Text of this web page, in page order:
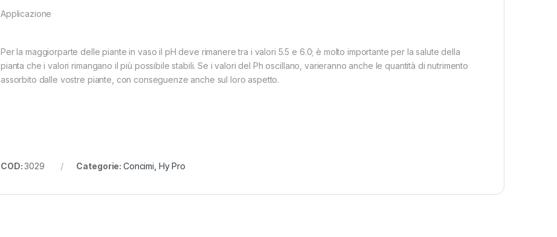
Applicazione
Per la maggiorparte delle piante in vaso il pH deve rimanere tra i valori 5.5 e 6.0; è molto importante per la salute della
pianta che i valori rimangano il più possibile stabili. Se i valori del Ph oscillano, varieranno anche le quantità di nutrimento
assorbito dalle vostre piante, con conseguenze anche sul loro aspetto.
COD:3029 Categorie: Concimi Hy Pro